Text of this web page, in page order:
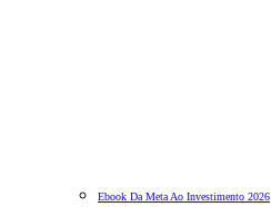
Ebook Da Meta Ao Investimento 2026